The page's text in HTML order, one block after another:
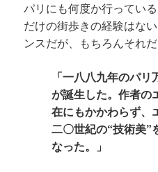
パリにも何度か行ってい
だけの街歩きの経験はな
ンスだが、もちろんそれだ
「一八八九年のパ
が誕生した。作者の
在にもかかわらず、
二〇世紀の“技術美”
なった。」